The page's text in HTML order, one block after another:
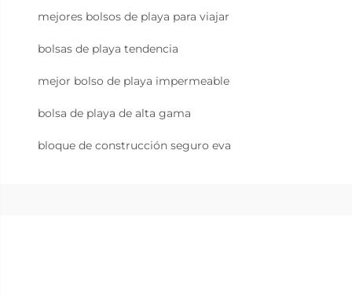
mejores bolsos de playa para viajar
bolsas de playa tendencia
mejor bolso de playa impermeable
bolsa de playa de alta gama
bloque de construcción seguro eva